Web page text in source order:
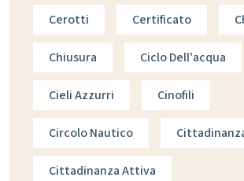
Cerotti Certificato
Chiusura Ciclo Dell'acqua
Cieli Azzurri Cinofili
Circolo Nautico
Cittadinanza Attiva